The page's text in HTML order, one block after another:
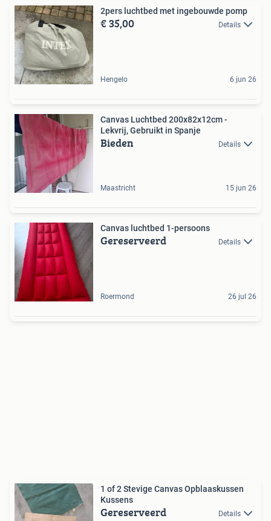
2pers luchtbed met ingebouwde pomp
€ 35,00 Details
Hengelo 6 jun 26
Canvas Luchtbed 200x82x12cm -
Lekvrij, Gebruikt in Spanje
Bieden Details
Maastricht 15 jun 26
Canvas luchtbed 1-persoons
Gereserveerd Details
Roermond 26 jul 26
1 of 2 Stevige Canvas Opblaaskussen
Kussens
Gereserveerd Details